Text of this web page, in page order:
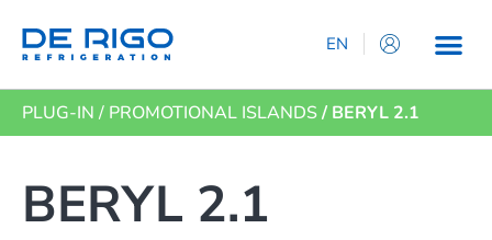
EN
IT
ES
PLUG-IN / PROMOTIONAL ISLANDS/ BERYL 2.1
BERYL 2.1